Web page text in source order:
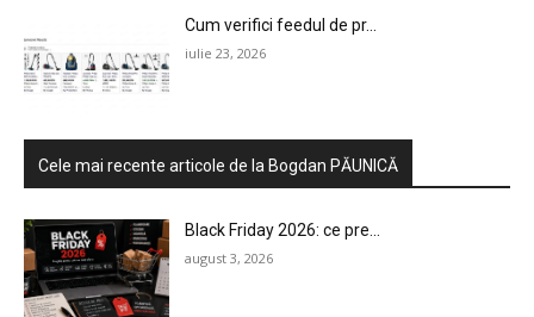
Cum verifici feedul de pr...
iulie 23, 2026
Cele mai recente articole de la Bogdan PĂUNICĂ
Black Friday 2026: ce pre...
august 3, 2026